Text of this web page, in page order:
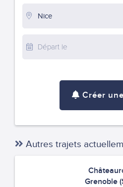
Créer
Autres trajets
Grenoble